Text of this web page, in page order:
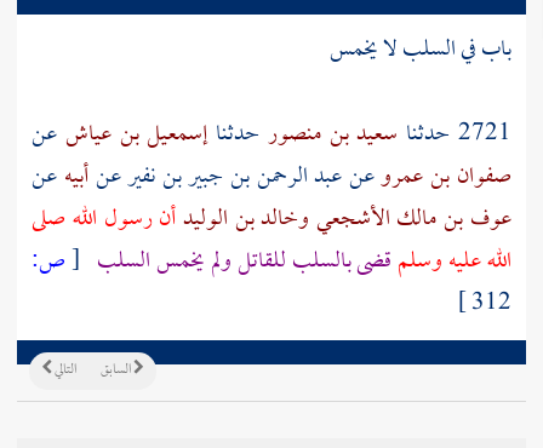
باب في السلب لا يخمس
2721 حدثنا
سعيد بن منصور حدثناإسمعيل بن عياشعن
صفوان بن عمروعنعبد الرحمن بن جبير بن نفيرعنأبيهعن
عوف بن مالك الأشجعيوخالد بن الوليدأن رسول الله صلى
الله عليه وسلمقضى بالسلب للقاتل ولم يخمس السلب [ص:
312 ]
التالي السابق